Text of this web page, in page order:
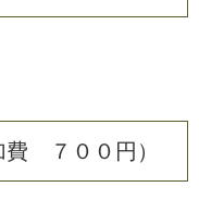
費 ７００円）